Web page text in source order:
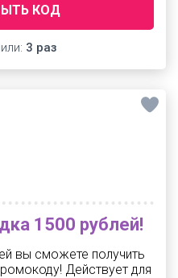
КОД
3 раз
1500 рублей!
вы сможете получить
Действует для